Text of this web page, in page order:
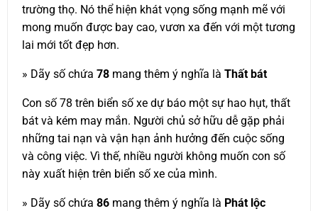
trường thọ. Nó thể hiện khát vọng sống mạnh mẽ với
mong muốn được bay cao, vươn xa đến với một tương
lai mới tốt đẹp hơn.
» Dãy số chứa 78 mang thêm ý nghĩa là Thất bát
Con số 78 trên biển số xe dự báo một sự hao hụt, thất
bát và kém may mắn. Người chủ sở hữu dễ gặp phải
những tai nạn và vận hạn ảnh hưởng đến cuộc sống
và công việc. Vì thế, nhiều người không muốn con số
này xuất hiện trên biển số xe của mình.
» Dãy số chứa 86 mang thêm ý nghĩa là Phát lộc